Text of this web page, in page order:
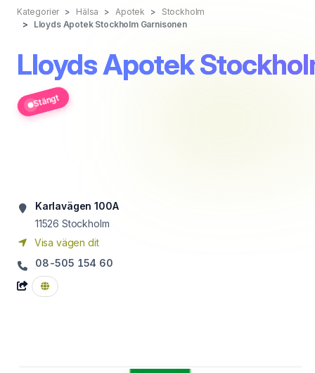
Kategorier Hälsa Apotek
Stockholm
Lloyds Apotek Stockholm Garnisonen
Lloyds Apotek
Stängt
Karlavägen 100A
11526 Stockholm
Visa vägen dit
08-505 154 60